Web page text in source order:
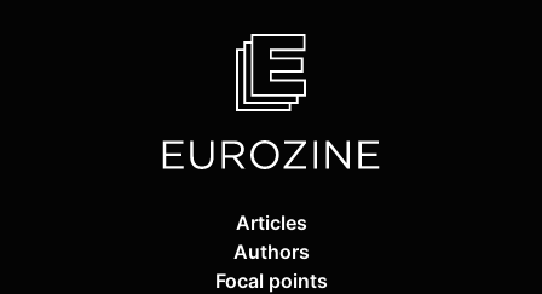
Articles
Authors
Focal points